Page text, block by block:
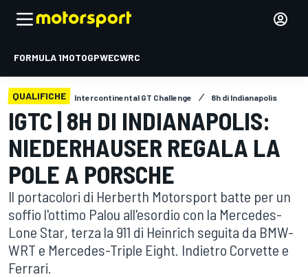
FORMULA 1MOTOGPWECWRC
QUALIFICHE Intercontinental GT Challenge 8h di Indianapolis
IGTC | 8H DI INDIANAPOLIS:
NIEDERHAUSER REGALA LA
POLE A PORSCHE
Il portacolori di Herberth Motorsport batte per un
soffio l'ottimo Palou all'esordio con la Mercedes-
Lone Star, terza la 911 di Heinrich seguita da BMW-
WRT e Mercedes-Triple Eight. Indietro Corvette e
Ferrari.